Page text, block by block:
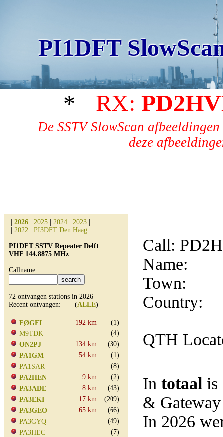
PI1DFT
* RX:
De SSTV SlowScan
deze
2026 2025 2024 2023
2022 PI3DFT Den Haag
PI1DFT SSTV Repeater Delft
VHF 144.8875 MHz
Callname:
72 ontvangen stations in 2026
Recent ontvangen: (ALLE)
FØGFI 192 km
(1)
M9TDK
(4)
ON2PJ
134 km
(30)
PA1GM
54 km
(1)
PA1SAR
(8)
PA2HEN
9 km
(2)
PA3ADE
8 km
(43)
PA3EKI
17 km
(209)
PA3GEO
65 km
(66)
PA3GYQ
(49)
PA3HEC
(7)
Call:
Name:
Town:
Country:
QTH
In totaal is
&
In 2026